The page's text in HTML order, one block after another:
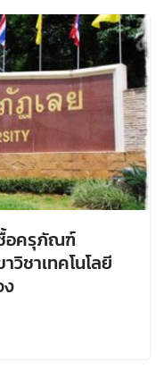
ซื้อครุภัณฑ์
วิชาเทคโนโลยี
ง